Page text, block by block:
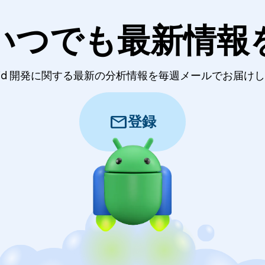
つでも最新情報
開発に関する最新の分析情報を毎週メールでお届けし
mail登録